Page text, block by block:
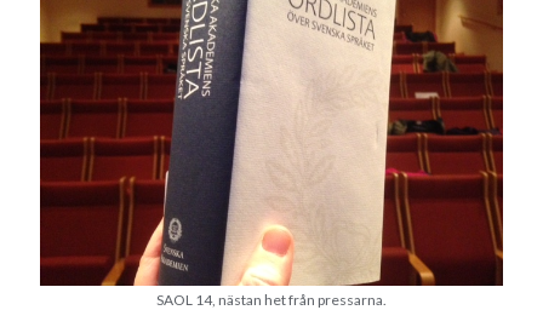
Dessa har något gemensamt
Fantastiskt välformulerad moderecensent
Onödiga citattecken
Dessa har något helt annat gemensamt
En amerikansk språkpolis
Fula biblioteksböcker
SAOL 14, nästan het från pressarna.